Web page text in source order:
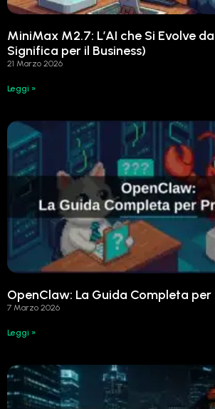
MiniMax M2.7: L’AI che Si Evolve
Significa per il Business)
21 Marzo 2026
Leggi »
OpenClaw: La Guida Completa
7 Marzo 2026
Leggi »